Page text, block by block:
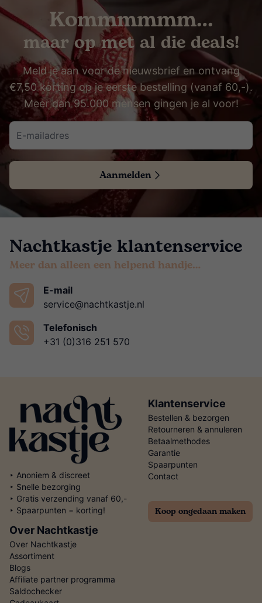
Kommmmmm…
maar op met al die deals!
Meld je aan voor de nieuwsbrief en ontvang
€7,50 korting op je eerste bestelling (vanaf 60,-).
Meer dan 95.000 mensen gingen je al voor!
Aanmelden
Nachtkastje klantenservice
Meer dan alleen een helpend handje…
E-mail
service@nachtkastje.nl
Telefonisch
+31 (0)316 251 570
‣ Anoniem & discreet
‣ Snelle bezorging
‣ Gratis verzending vanaf 60,-
‣ Spaarpunten = korting!
Klantenservice
Bestellen & bezorgen
Retourneren & annuleren
Betaalmethodes
Garantie
Spaarpunten
Contact
Koop ongedaan maken
Over Nachtkastje
Over Nachtkastje
Assortiment
Blogs
Affiliate partner programma
Saldochecker